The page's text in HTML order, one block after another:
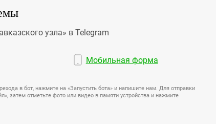
узла» в Telegram
Мобильная форма
в бот, нажмите на «Запустить бота» и напишите нам. Для отправки
затем отметьте фото или видео в памяти устройства и нажмите